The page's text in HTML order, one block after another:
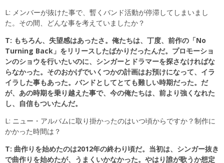
L: メンバーが抜けた事で、暫くバンド活動が停滞してしまいまし
た。その間、どんな事を考えていましたか？
T: もちろん、失望感はあったさ。俺たちは、丁度、前作の「No
Turning Back」をリリースしたばかりだったんだ。プロモーショ
ンのショウを行いたいのに、シンガーとドラマーを探さなければな
らなかった。そのおかげでいくつかの計画はお預けになって、イラ
イラした事もあった。バンドとしてとても難しい時期だった。だ
が、あの時期を乗り越えた事で、今の俺たちは、前より強くなれた
し、自信もついたんだ。
L: ニュー・アルバムに取り掛かったのはいつ頃からですか？制作に
かかった時間は？
T: 曲作りを始めたのは2012年の終わり頃だ。当初は、シンガー抜き
で曲作りを始めたが、うまくいかなかった。やはり誰が歌うか想定